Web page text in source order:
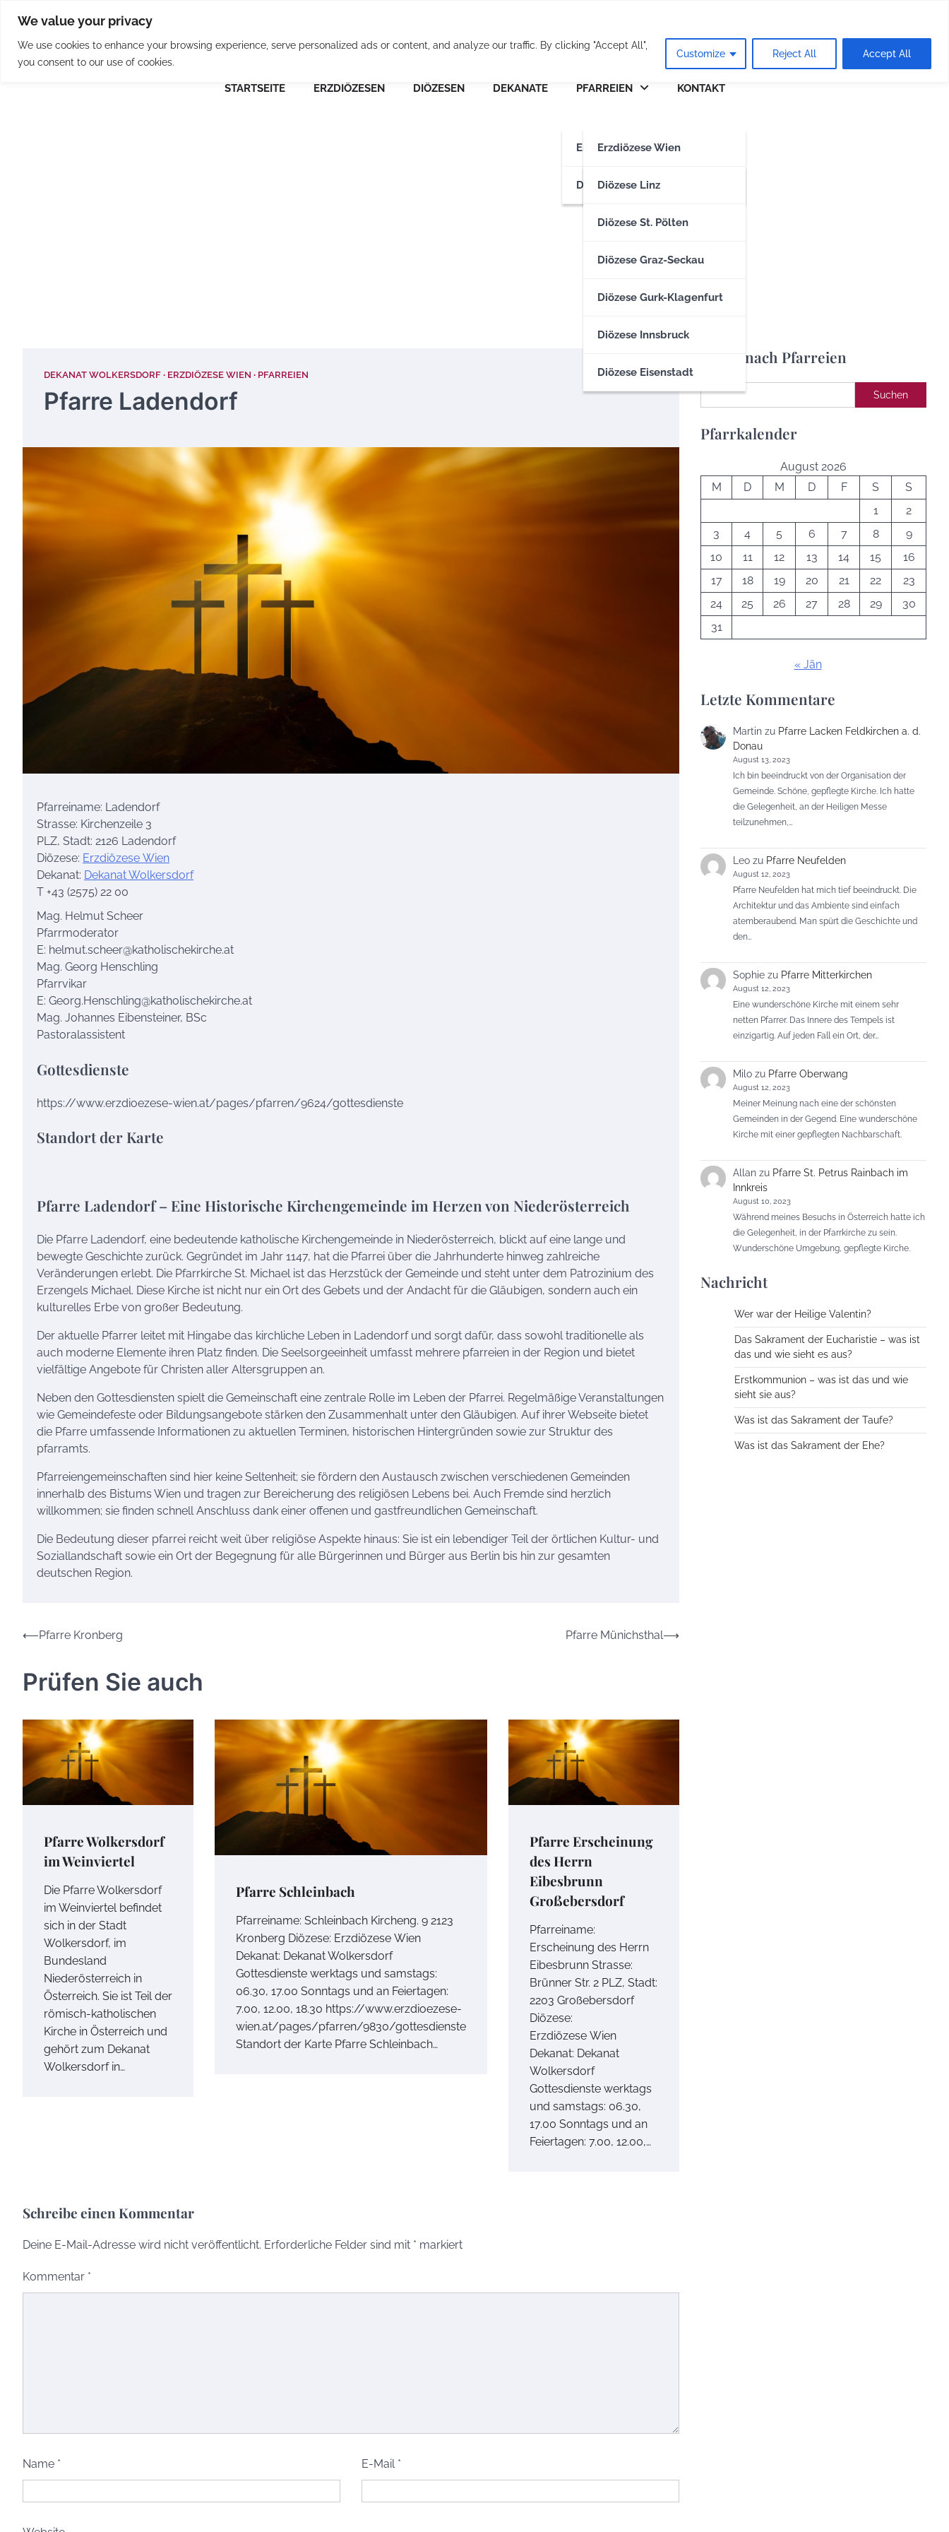
We value your privacy
We use cookies to enhance your browsing experience, serve personalized ads or content, and analyze our traffic. By clicking "Accept All",
you consent to our use of cookies.
Customize Reject All Accept All
content
Osterreichische Pfarreie
STARTSEITE ERZDIÖZESEN DIÖZESEN DEKANATE PFARREIEN
Erzdiözesen
Erzdiözese Wien
Erzdiözese Salzburg
DiözesenDiözese Linz
Diözese St. Pölten
Diözese Graz-Seckau
Diözese Gurk-Klagenfurt
Diözese Innsbruck
Diözese Eisenstadt
KONTAKT
DEKANAT WOLKERSDORF ERZDIÖZESE WIEN PFARREIEN
Pfarre Ladendorf
Pfarreiname: Ladendorf
Strasse: Kirchenzeile 3
PLZ, Stadt: 2126 Ladendorf
Diözese: Erzdiözese Wien
Dekanat: Dekanat Wolkersdorf
T +43 (2575) 22 00
Mag. Helmut Scheer
Pfarrmoderator
E: helmut.scheer@katholischekirche.at
Mag. Georg Henschling
Pfarrvikar
E: Georg.Henschling@katholischekirche.at
Mag. Johannes Eibensteiner, BSc
Pastoralassistent
Gottesdienste
https://www.erzdioezese-wien.at/pages/pfarren/9624/gottesdienste
Standort der Karte
Pfarre Ladendorf – Eine Historische Kirchengemeinde im Herzen von Niederösterreich
Die Pfarre Ladendorf, eine bedeutende katholische Kirchengemeinde in Niederösterreich, blickt auf eine lange und
bewegte Geschichte zurück. Gegründet im Jahr 1147, hat die Pfarrei über die Jahrhunderte hinweg zahlreiche
Veränderungen erlebt. Die Pfarrkirche St. Michael ist das Herzstück der Gemeinde und steht unter dem Patrozinium des
Erzengels Michael. Diese Kirche ist nicht nur ein Ort des Gebets und der Andacht für die Gläubigen, sondern auch ein
kulturelles Erbe von großer Bedeutung.
Der aktuelle Pfarrer leitet mit Hingabe das kirchliche Leben in Ladendorf und sorgt dafür, dass sowohl traditionelle als
auch moderne Elemente ihren Platz finden. Die Seelsorgeeinheit umfasst mehrere pfarreien in der Region und bietet
vielfältige Angebote für Christen aller Altersgruppen an.
Neben den Gottesdiensten spielt die Gemeinschaft eine zentrale Rolle im Leben der Pfarrei. Regelmäßige Veranstaltungen
wie Gemeindefeste oder Bildungsangebote stärken den Zusammenhalt unter den Gläubigen. Auf ihrer Webseite bietet
die Pfarre umfassende Informationen zu aktuellen Terminen, historischen Hintergründen sowie zur Struktur des
pfarramts.
Pfarreiengemeinschaften sind hier keine Seltenheit; sie fördern den Austausch zwischen verschiedenen Gemeinden
innerhalb des Bistums Wien und tragen zur Bereicherung des religiösen Lebens bei. Auch Fremde sind herzlich
willkommen; sie finden schnell Anschluss dank einer offenen und gastfreundlichen Gemeinschaft.
Die Bedeutung dieser pfarrei reicht weit über religiöse Aspekte hinaus: Sie ist ein lebendiger Teil der örtlichen Kultur- und
Soziallandschaft sowie ein Ort der Begegnung für alle Bürgerinnen und Bürger aus Berlin bis hin zur gesamten
deutschen Region.
Beitrags-
⟵Pfarre Kronberg Pfarre Münichsthal⟶
Prüfen Sie auch
Pfarre Wolkersdorf
im Weinviertel
Die Pfarre Wolkersdorf
im Weinviertel befindet
sich in der Stadt
Wolkersdorf, im
Bundesland
Niederösterreich in
Österreich. Sie ist Teil der
römisch-katholischen
Kirche in Österreich und
gehört zum Dekanat
Wolkersdorf in…
Pfarre Schleinbach
Pfarreiname: Schleinbach Kircheng. 9 2123
Kronberg Diözese: Erzdiözese Wien
Dekanat: Dekanat Wolkersdorf
Gottesdienste werktags und samstags:
06.30, 17.00 Sonntags und an Feiertagen:
7.00, 12.00, 18.30 https://www.erzdioezese-
wien.at/pages/pfarren/9830/gottesdienste
Standort der Karte Pfarre Schleinbach…
Pfarre Erscheinung
des Herrn
Eibesbrunn
Großebersdorf
Pfarreiname:
Erscheinung des Herrn
Eibesbrunn Strasse:
Brünner Str. 2 PLZ, Stadt:
2203 Großebersdorf
Diözese:
Erzdiözese Wien
Dekanat: Dekanat
Wolkersdorf
Gottesdienste werktags
und samstags: 06.30,
17.00 Sonntags und an
Feiertagen: 7.00, 12.00,…
Schreibe einen Kommentar
Deine E-Mail-Adresse wird nicht veröffentlicht. Erforderliche Felder sind mit * markiert
Kommentar *
Name * E-Mail *
Suche nach Pfarreien
Suchen Suchen
Pfarrkalender
August 2026
M
D M D F S
S
1
2
3
4 5 6 7 8
9
10
11 12 13 14 15
16
17
18 19 20 21 22
23
24
25 26 27 28 29
30
31
« Jän
Letzte Kommentare
Martin zu Pfarre Lacken Feldkirchen a. d.
Donau
August 13, 2023
Ich bin beeindruckt von der Organisation der
Gemeinde. Schöne, gepflegte Kirche. Ich hatte
die Gelegenheit, an der Heiligen Messe
teilzunehmen,…
Leo zu Pfarre Neufelden
August 12, 2023
Pfarre Neufelden hat mich tief beeindruckt. Die
Architektur und das Ambiente sind einfach
atemberaubend. Man spürt die Geschichte und
den…
Sophie zu Pfarre Mitterkirchen
August 12, 2023
Eine wunderschöne Kirche mit einem sehr
netten Pfarrer. Das Innere des Tempels ist
einzigartig. Auf jeden Fall ein Ort, der…
Milo zu Pfarre Oberwang
August 12, 2023
Meiner Meinung nach eine der schönsten
Gemeinden in der Gegend. Eine wunderschöne
Kirche mit einer gepflegten Nachbarschaft.
Allan zu Pfarre St. Petrus Rainbach im
Innkreis
August 10, 2023
Während meines Besuchs in Österreich hatte ich
die Gelegenheit, in der Pfarrkirche zu sein.
Wunderschöne Umgebung, gepflegte Kirche.
Nachricht
Wer war der Heilige Valentin?
Das Sakrament der Eucharistie – was ist
das und wie sieht es aus?
Erstkommunion – was ist das und wie
sieht sie aus?
Was ist das Sakrament der Taufe?
Was ist das Sakrament der Ehe?